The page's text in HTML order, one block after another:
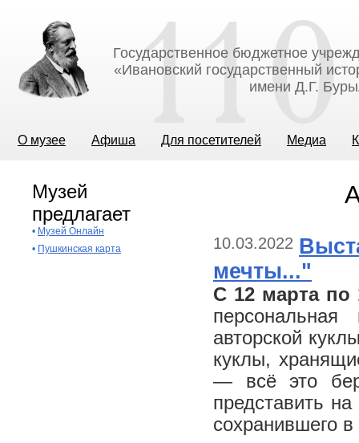
Государственное бюджетное
«Ивановский государственный
имени Д.Г.
О музее Афиша Для посетителей Медиа
Музей
предлагает
• Музей Онлайн
• Пушкинская карта 10.03.2022
мечты..."
С 12 марта по
персональная
авторской
куклы,
— всё это
представить
сохранившего в